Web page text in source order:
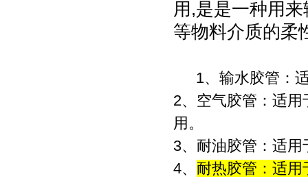
用,是是一种用
等物料介质的柔
1、输水胶管：
2、空气胶管：适
用。
3、耐油胶管：适
4、 耐热胶管：适